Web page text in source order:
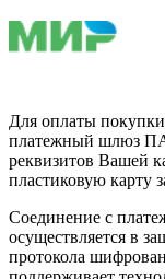
Для оплаты
платежный шлюз
реквизитов Вашей
пластиковую карту
Соединение с
осуществляется в
протокола